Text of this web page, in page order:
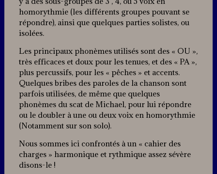
homorythmie (les différents groupes pouvant se
répondre), ainsi que quelques parties solistes, ou
isolées.
Les principaux phonèmes utilisés sont des « OU »,
très efficaces et doux pour les tenues, et des « PA »,
plus percussifs, pour les « pêches » et accents.
Quelques bribes des paroles de la chanson sont
parfois utilisées, de même que quelques
phonèmes du scat de Michael, pour lui répondre
ou le doubler à une ou deux voix en homorythmie
(Notamment sur son solo).
Nous sommes ici confrontés à un « cahier des
charges » harmonique et rythmique assez sévère
disons-le !